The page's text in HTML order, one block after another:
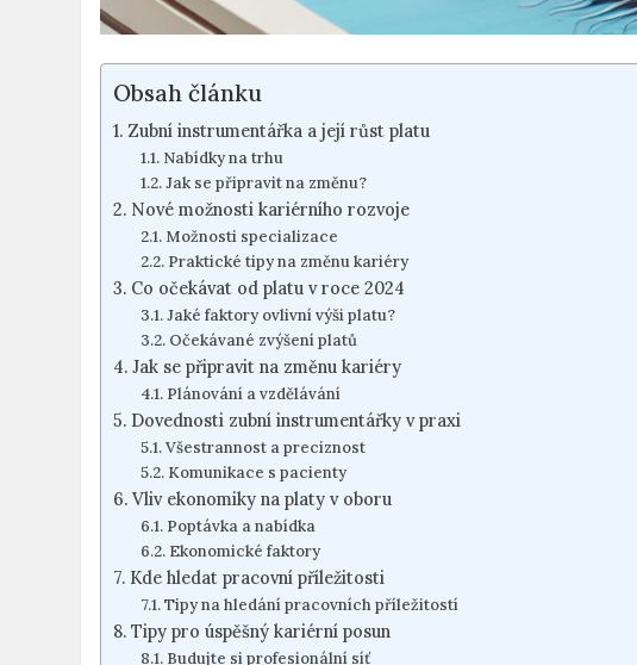
Obsah článku
Zubní instrumentářka a její růst platu
Nabídky na trhu
Jak se připravit⁢ na změnu?
Nové možnosti kariérního rozvoje
Možnosti specializace
Praktické tipy na⁤ změnu kariéry
Co očekávat od platu v roce ⁣2024
Jaké faktory ovlivní výši platu?
Očekávané zvýšení ⁤platů
Jak se připravit na​ změnu kariéry
Plánování a vzdělávání‌
Dovednosti zubní instrumentářky​ v praxi
Všestrannost a preciznost
Komunikace s pacienty
Vliv ekonomiky ​na platy v oboru
Poptávka a nabídka
Ekonomické faktory
Kde hledat ​pracovní příležitosti
Tipy na hledání‌ pracovních příležitostí
Tipy⁤ pro úspěšný kariérní ​posun
Budujte si profesionální síť